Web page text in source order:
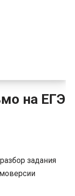
на ЕГЭ
задания